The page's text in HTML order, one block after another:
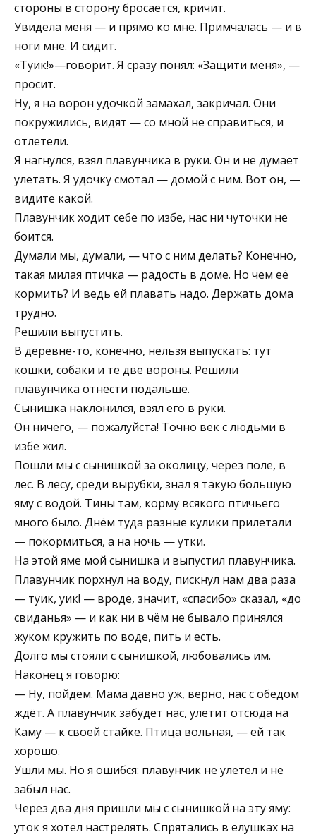
стороны в сторону бросается, кричит.
Увидела меня — и прямо ко мне. Примчалась — и в
ноги мне. И сидит.
«Туик!»—говорит. Я сразу понял: «Защити меня», —
просит.
Ну, я на ворон удочкой замахал, закричал. Они
покружились, видят — со мной не справиться, и
отлетели.
Я нагнулся, взял плавунчика в руки. Он и не думает
улетать. Я удочку смотал — домой с ним. Вот он, —
видите какой.
Плавунчик ходит себе по избе, нас ни чуточки не
боится.
Думали мы, думали, — что с ним делать? Конечно,
такая милая птичка — радость в доме. Но чем её
кормить? И ведь ей плавать надо. Держать дома
трудно.
Решили выпустить.
В деревне-то, конечно, нельзя выпускать: тут
кошки, собаки и те две вороны. Решили
плавунчика отнести подальше.
Сынишка наклонился, взял его в руки.
Он ничего, — пожалуйста! Точно век с людьми в
избе жил.
Пошли мы с сынишкой за околицу, через поле, в
лес. В лесу, среди вырубки, знал я такую большую
яму с водой. Тины там, корму всякого птичьего
много было. Днём туда разные кулики прилетали
— покормиться, а на ночь — утки.
На этой яме мой сынишка и выпустил плавунчика.
Плавунчик порхнул на воду, пискнул нам два раза
— туик, уик! — вроде, значит, «спасибо» сказал, «до
свиданья» — и как ни в чём не бывало принялся
жуком кружить по воде, пить и есть.
Долго мы стояли с сынишкой, любовались им.
Наконец я говорю:
— Ну, пойдём. Мама давно уж, верно, нас с обедом
ждёт. А плавунчик забудет нас, улетит отсюда на
Каму — к своей стайке. Птица вольная, — ей так
хорошо.
Ушли мы. Но я ошибся: плавунчик не улетел и не
забыл нас.
Через два дня пришли мы с сынишкой на эту яму:
уток я хотел настрелять. Спрятались в елушках на